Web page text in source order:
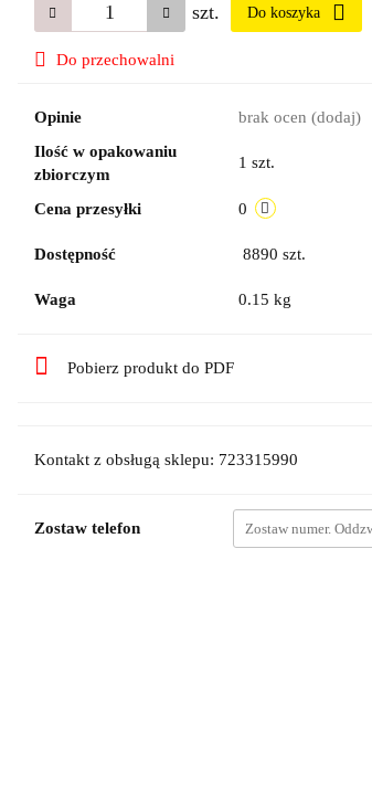
szt. Do koszyka
Do przechowalni
Opinie brak ocen (dodaj)
Ilość w opakowaniu
zbiorczym
1 szt.
Cena przesyłki 0
Dostępność 8890 szt.
Waga 0.15 kg
Pobierz produkt do PDF
Kontakt z obsługą sklepu: 723315990
Zostaw telefon